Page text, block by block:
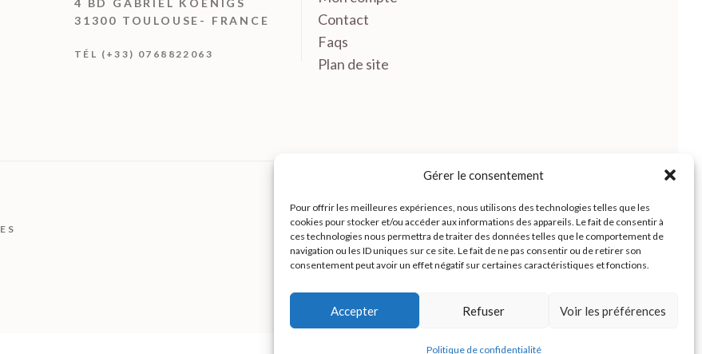
Gérer le consentement
Pour offrir les meilleures expériences, nous utilisons des technologies telles que les
cookies pour stocker et/ou accéder aux informations des appareils. Le fait de consentir à
ces technologies nous permettra de traiter des données telles que le comportement de
navigation ou les ID uniques sur ce site. Le fait de ne pas consentir ou de retirer son
consentement peut avoir un effet négatif sur certaines caractéristiques et fonctions.
Accepter Refuser Voir les préférences
Politique de confidentialité
31300 TOULOUSE- FRANCE
TÉL (+33) 0768822063
Contact
Faqs
Plan de site
Instagram
Facebook